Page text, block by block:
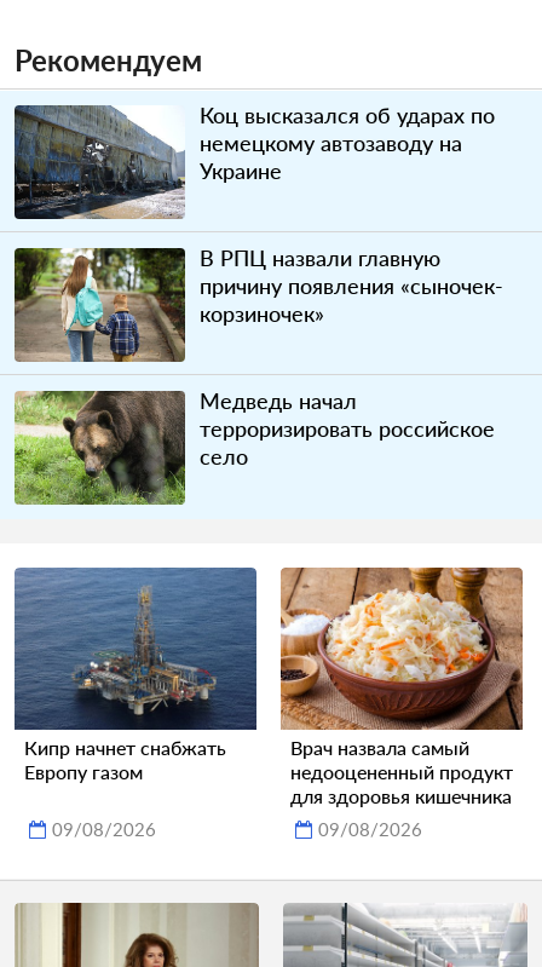
Рекомендуем
Коц высказался об ударах по
немецкому автозаводу на
Украине
В РПЦ назвали главную
причину появления «сыночек-
корзиночек»
Медведь начал
терроризировать российское
село
Кипр начнет снабжать
Европу газом
09/08/2026
Врач назвала самый
недооцененный продукт
для здоровья кишечника
09/08/2026